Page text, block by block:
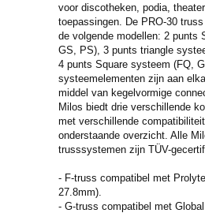
voor discotheken, podia,
toepassingen. De PRO-30
de volgende modellen: 2 punts
GS, PS), 3 punts triangle
4 punts Square systeem (FQ,
systeemelementen zijn aan
middel van kegelvormige
Milos biedt drie verschillende
met verschillende
onderstaande overzicht. Alle
trusssystemen zijn TÜV-
- F-truss compatibel met
27.8mm).
- G-truss compatibel met